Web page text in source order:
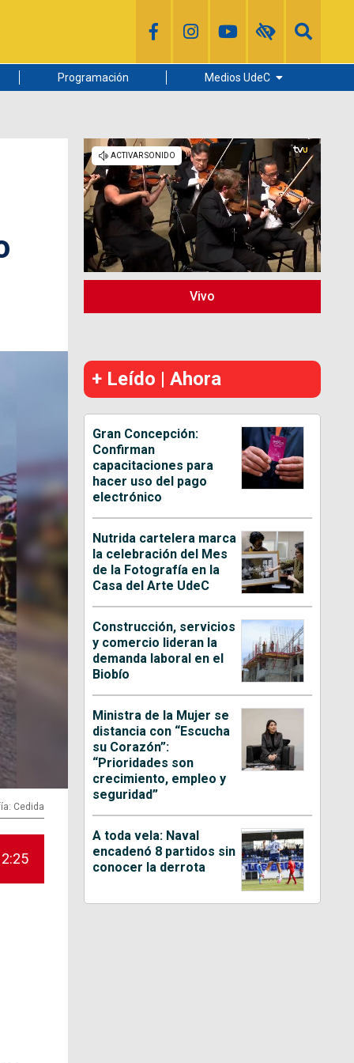
Programación Medios UdeC
Radio UdeC
Noticias UdeC
La Discusión
Cedida
Vivo
+ Leído | Ahora
Gran Concepción:
Confirman
capacitaciones para
hacer uso del pago
electrónico
Nutrida cartelera marca
la celebración del Mes
de la Fotografía en la
Casa del Arte UdeC
Construcción, servicios
y comercio lideran la
demanda laboral en el
Biobío
Ministra de la Mujer se
distancia con “Escucha
su Corazón”:
“Prioridades son
crecimiento, empleo y
seguridad”
A toda vela: Naval
encadenó 8 partidos sin
conocer la derrota